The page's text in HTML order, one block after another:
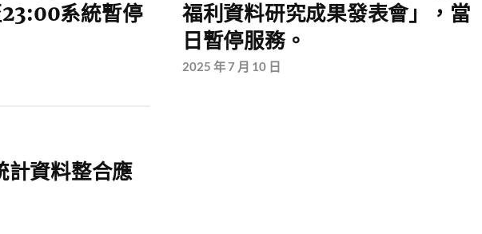
系統暫停
福利資料研究成果發表會」，當
日暫停服務。
2025 年 7 月 10 日
計資料整合應